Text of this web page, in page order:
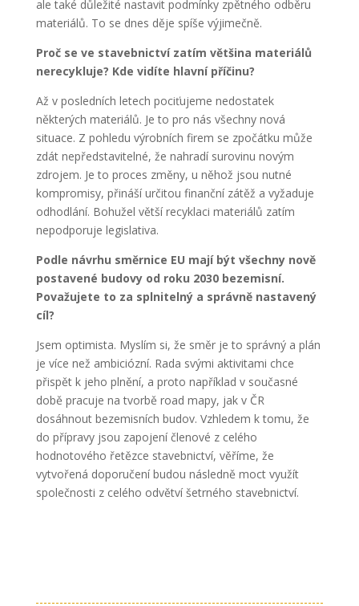
ale také důležité nastavit podmínky zpětného odběru
materiálů. To se dnes děje spíše výjimečně.
Proč se ve stavebnictví zatím většina materiálů
nerecykluje? Kde vidíte hlavní příčinu?
Až v posledních letech pociťujeme nedostatek
některých materiálů. Je to pro nás všechny nová
situace. Z pohledu výrobních firem se zpočátku může
zdát nepředstavitelné, že nahradí surovinu novým
zdrojem. Je to proces změny, u něhož jsou nutné
kompromisy, přináší určitou finanční zátěž a vyžaduje
odhodlání. Bohužel větší recyklaci materiálů zatím
nepodporuje legislativa.
Podle návrhu směrnice EU mají být všechny nově
postavené budovy od roku 2030 bezemisní.
Považujete to za splnitelný a správně nastavený
cíl?
Jsem optimista. Myslím si, že směr je to správný a plán
je více než ambiciózní. Rada svými aktivitami chce
přispět k jeho plnění, a proto například v současné
době pracuje na tvorbě road mapy, jak v ČR
dosáhnout bezemisních budov. Vzhledem k tomu, že
do přípravy jsou zapojení členové z celého
hodnotového řetězce stavebnictví, věříme, že
vytvořená doporučení budou následně moct využít
společnosti z celého odvětví šetrného stavebnictví.